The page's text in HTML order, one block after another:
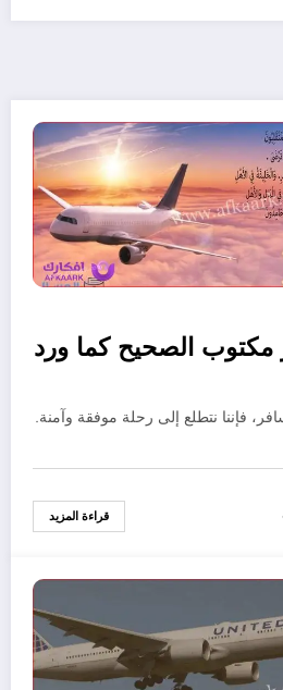
مكتوب الصحيح كما ورد
فإننا نتطلع إلى رحلة موفقة وآمنة.
قراءة المزيد